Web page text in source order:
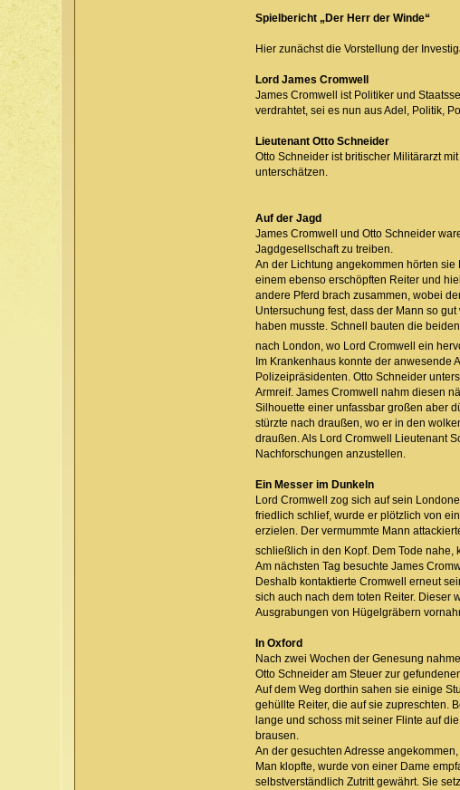
Spielbericht „Der Herr der Winde“
Hier zunächst die Vorstellung der
Lord James Cromwell
James Cromwell ist Politiker und
verdrahtet, sei es nun aus Adel, Politik,
Lieutenant Otto Schneider
Otto Schneider ist britischer Militärarzt
unterschätzen.
Auf der Jagd
James Cromwell und Otto Schneider
Jagdgesellschaft zu treiben.
An der Lichtung angekommen hörten
einem ebenso erschöpften Reiter und
andere Pferd brach zusammen, wobei
Untersuchung fest, dass der Mann so
haben musste. Schnell bauten die
nach London, wo Lord Cromwell ein
Im Krankenhaus konnte der anwesende
Polizeipräsidenten. Otto Schneider
Armreif. James Cromwell nahm diesen
Silhouette einer unfassbar großen aber
stürzte nach draußen, wo er in den
draußen. Als Lord Cromwell Lieutenant
Nachforschungen anzustellen.
Ein Messer im Dunkeln
Lord Cromwell zog sich auf sein
friedlich schlief, wurde er plötzlich von
erzielen. Der vermummte Mann
schließlich in den Kopf. Dem Tode
Am nächsten Tag besuchte James
Deshalb kontaktierte Cromwell erneut
sich auch nach dem toten Reiter. Dieser
Ausgrabungen von Hügelgräbern
In Oxford
Nach zwei Wochen der Genesung
Otto Schneider am Steuer zur
Auf dem Weg dorthin sahen sie einige
gehüllte Reiter, die auf sie zupreschten.
lange und schoss mit seiner Flinte auf
brausen.
An der gesuchten Adresse
Man klopfte, wurde von einer Dame
selbstverständlich Zutritt gewährt. Sie